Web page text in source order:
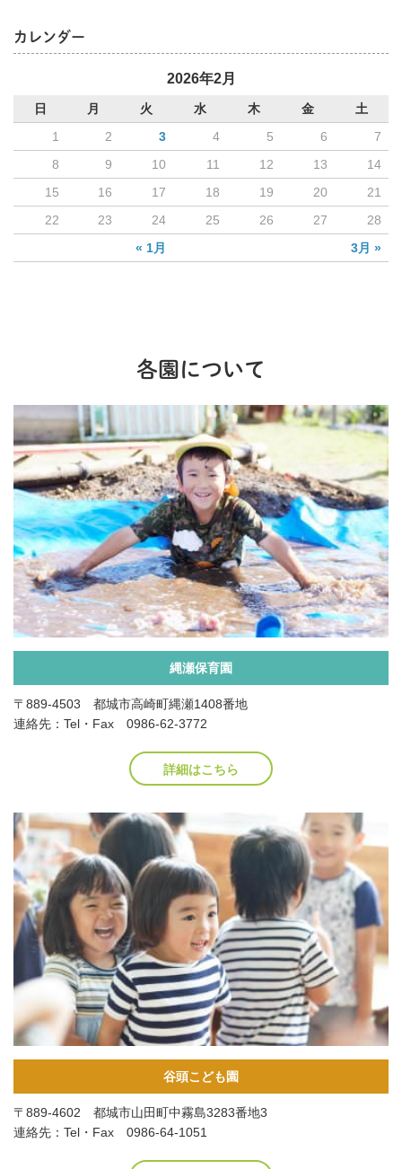
カレンダー
2026年2月
日 月 火 水 木 金 土
« 1月 3月 »
1 2 3 4 5 6
7
8
9 10 11 12 13
14
15
16 17 18 19 20
21
22
23 24 25 26 27 28
各園について
縄瀬保育園
〒889-4503 都城市高崎町縄瀬1408番地
連絡先：Tel・Fax 0986-62-3772
詳細はこちら
谷頭こども園
〒889-4602 都城市山田町中霧島3283番地3
連絡先：Tel・Fax 0986-64-1051